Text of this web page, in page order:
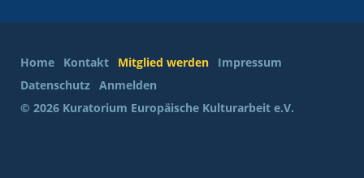
Home Kontakt Mitglied werden
Impressum
Datenschutz Anmelden
© 2026 Kuratorium Europäische Kulturarbeit e.V.